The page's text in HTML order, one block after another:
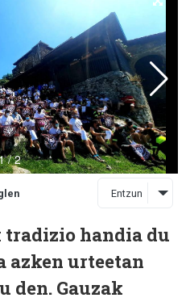
Entzun
tradizio handia du
azken urteetan
den. Gauzak